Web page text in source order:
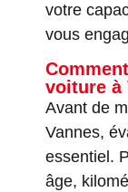
votre
vous
voiture à
Avant de
Vannes,
essentiel.
âge,